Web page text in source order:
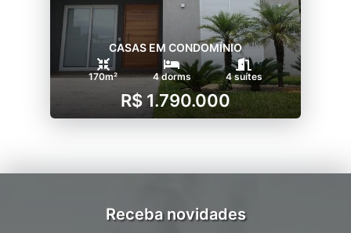
CASAS EM CONDOMÍNIO
170m² 4 dorms 4 suítes
R$ 1.790.000
Receba novidades